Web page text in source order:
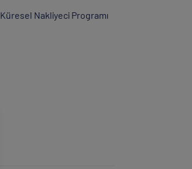
Küresel Nakliyeci Programı